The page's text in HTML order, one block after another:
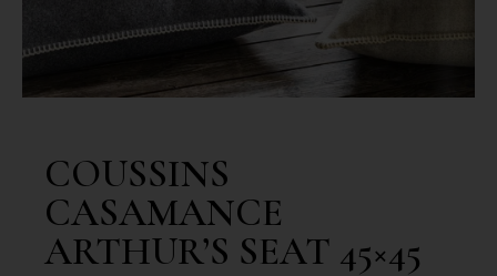
COUSSINS
CASAMANCE
ARTHUR’S SEAT 45×45